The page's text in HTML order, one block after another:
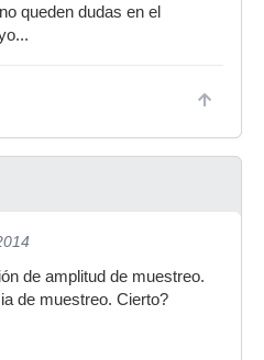
queden dudas en el
de amplitud de muestreo.
de muestreo. Cierto?